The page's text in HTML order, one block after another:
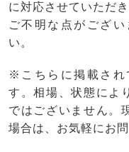
に対応させていただき
ご不明な点がござ
い。
※こちらに掲載され
す。相場、状態によ
ではございません。
場合は、お気軽にお